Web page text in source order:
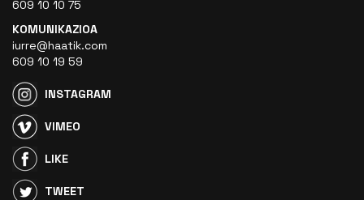
609 10 10 75
KOMUNIKAZIOA
iurre@haatik.com
609 10 19 59
INSTAGRAM
VIMEO
LIKE
TWEET